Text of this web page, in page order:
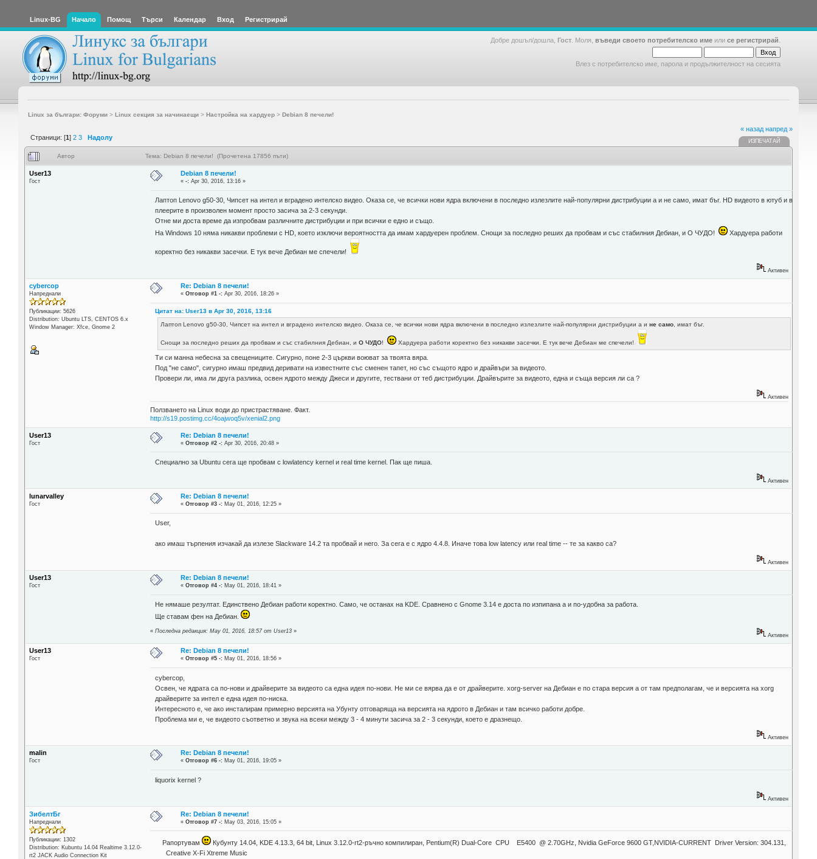
Linux-BG Начало Помощ Търси Календар Вход Регистрирай
Добре дошъл/дошла, Гост . Моля, въведи своето потребителско име или се регистрирай
Влез с потребителско име, парола и продължителност на сесията
Linux за българи: Форуми> Linux секция за начинаещи> Настройка на хардуер> Debian 8 печели!
Страници: [1] 2 3 Надолу
« назад напред »
ИЗПЕЧАТАЙ
Автор Тема: Debian 8 печели! (Прочетена 17856 пъти)
User13
Гост
Debian 8 печели!
«-: Apr 30, 2016, 13:16 »
Лаптоп Lenovo g50-30, Чипсет на интел и вградено интелско видео. Оказа се, че всички нови ядра включени в последно излезлите най-популярни дистрибуции а и не само, имат бъг. HD видеото в ютуб и в
плеерите в произволен момент просто засича за 2-3 секунди.
Отне ми доста време да изпробвам различните дистрибуции и при всички е едно и също.
На Windows 10 няма никакви проблеми с HD, което изключи вероятността да имам хардуерен проблем. Снощи за последно реших да пробвам и със стабилния Дебиан, и О ЧУДО!
Хардуера работи
коректно без никакви засечки. Е тук вече Дебиан ме спечели!
Активен
cybercop
Напреднали
Публикации: 5626
Distribution: Ubuntu LTS, CENTOS 6.x
Window Manager: Xfce, Gnome 2
Re: Debian 8 печели!
«Отговор #1 -: Apr 30, 2016, 18:26 »
Цитат на: User13 в Apr 30, 2016, 13:16
Лаптоп Lenovo g50-30, Чипсет на интел и вградено интелско видео. Оказа се, че всички нови ядра включени в последно излезлите най-популярни дистрибуции а ине само, имат бъг.
Снощи за последно реших да пробвам и със стабилния Дебиан, и О ЧУДО! Хардуера работи коректно без никакви засечки. Е тук вече Дебиан ме спечели!
Ти си манна небесна за свещениците. Сигурно, поне 2-3 църкви воюват за твоята вяра.
Под "не само", сигурно имаш предвид деривати на известните със сменен тапет, но със същото ядро и драйвъри за видеото.
Провери ли, има ли друга разлика, освен ядрото между Джеси и другите, тествани от теб дистрибуции. Драйвърите за видеото, една и съща версия ли са ?
Активен
Ползването на Linux води до пристрастяване. Факт.
http://s19.postimg.cc/4oajwoq5v/xenial2.png
User13
Гост
Re: Debian 8 печели!
«Отговор #2 -: Apr 30, 2016, 20:48 »
Специално за Ubuntu сега ще пробвам с lowlatency kernel и real time kernel. Пак ще пиша.
Активен
lunarvalley
Гост
Re: Debian 8 печели!
«Отговор #3 -: May 01, 2016, 12:25 »
User,
ако имаш търпения изчакай да излезе Slackware 14.2 та пробвай и него. За сега е с ядро 4.4.8. Иначе това low latency или real time -- те за какво са?
Активен
User13
Гост
Re: Debian 8 печели!
«Отговор #4 -: May 01, 2016, 18:41 »
Не нямаше резултат. Единствено Дебиан работи коректно. Само, че останах на KDE. Сравнено с Gnome 3.14 е доста по изпипана а и по-удобна за работа.
Ще ставам фен на Дебиан.
«Последна редакция: May 01, 2016, 18:57 от User13 »
Активен
User13
Гост
Re: Debian 8 печели!
«Отговор #5 -: May 01, 2016, 18:56 »
cybercop,
Освен, че ядрата са по-нови и драйверите за видеото са една идея по-нови. Не ми се вярва да е от драйверите. xorg-server на Дебиан е по стара версия а от там предполагам, че и версията на xorg
драйверите за интел е една идея по-ниска.
Интересното е, че ако инсталирам примерно версията на Убунту отговаряща на версията на ядрото в Дебиан и там всичко работи добре.
Проблема ми е, че видеото съответно и звука на всеки между 3 - 4 минути засича за 2 - 3 секунди, което е дразнещо.
Активен
malin
Гост
Re: Debian 8 печели!
«Отговор #6 -: May 01, 2016, 19:05 »
liquorix kernel ?
Активен
ЗибелтБг
Напреднали
Публикации: 1302
Distribution: Kubuntu 14.04 Realtime 3.12.0-
rt2 JACK Audio Connection Kit
Re: Debian 8 печели!
«Отговор #7 -: May 03, 2016, 15:05 »
Рапортувам
Кубунту 14.04, KDE 4.13.3, 64 bit, Linux 3.12.0-rt2-ръчно компилиран, Pentium(R) Dual-Core CPU E5400 @ 2.70GHz, Nvidia GeForce 9600 GT,NVIDIA-CURRENT Driver Version: 304.131,
Creative X-Fi Xtreme Music